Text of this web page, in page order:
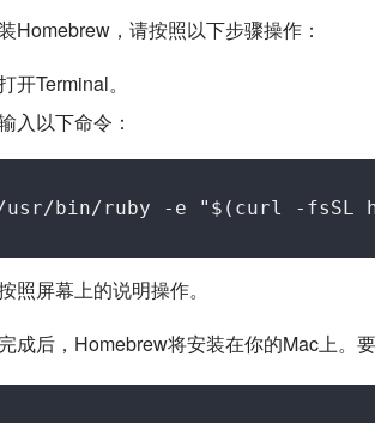
Homebrew，请按照以下步骤操作：
开Terminal。
入以下命令：
照屏幕上的说明操作。
成后，Homebrew将安装在你的Mac上。